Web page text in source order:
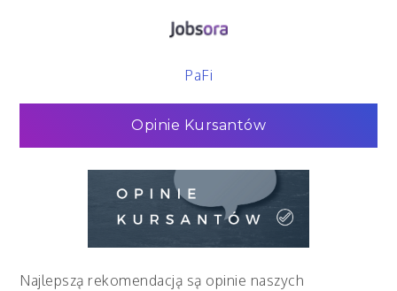
PaFi
Opinie Kursantów
Najlepszą rekomendacją są opinie naszych